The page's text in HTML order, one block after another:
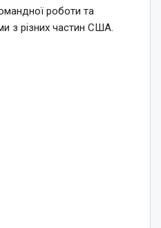
роботи та
з різних частин США.